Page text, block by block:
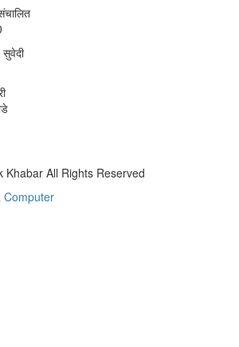
All Rights Reserved
Computer